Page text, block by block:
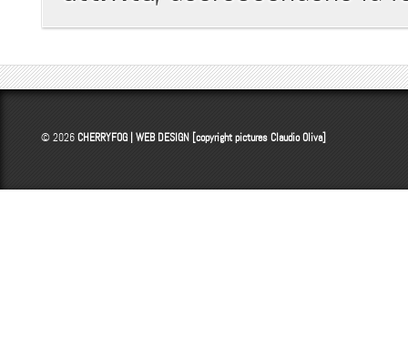
© 2026CHERRYFOG | WEB DESIGN [copyright picturesClaudio Oliva]